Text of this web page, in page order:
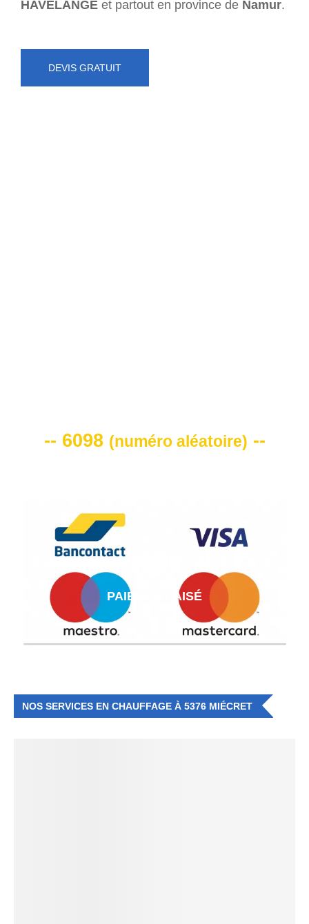
HAVELANGE et partout en province de Namur.
DEVIS GRATUIT
-- 6098 (numéro aléatoire) --
PAIEMENT AISÉ
NOS SERVICES EN CHAUFFAGE À 5376 MIÉCRET